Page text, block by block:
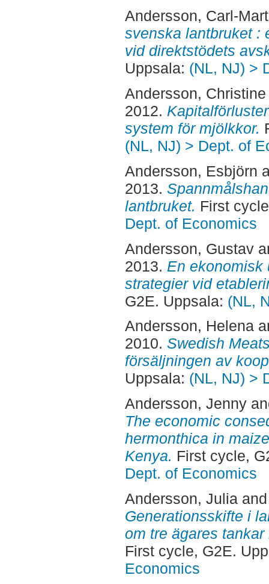
Andersson, Carl-
svenska lantbruket :
vid direktstödets
Uppsala: (NL, NJ) >
Andersson, Christine
2012.
system för mjölkkor.
(NL, NJ) > Dept. of
Andersson, Esbjörn
2013.
lantbruket. First
Dept. of Economics
Andersson, Gustav
2013. En ekonomisk
strategier vid
G2E. Uppsala: (NL,
Andersson, Helena
2010. Swedish
försäljningen av
Uppsala: (NL, NJ) >
Andersson, Jenny
The economic
hermonthica in
Kenya. First cycle,
Dept. of Economics
Andersson, Julia
Generationsskifte i
om tre ägares
First cycle, G2E.
Economics